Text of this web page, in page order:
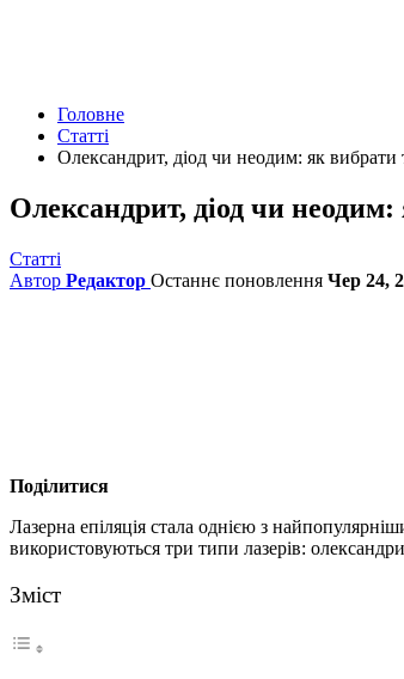
Головне
Статті
Олександрит, діод чи неодим: як
Олександрит, діод чи
Статті
Автор Редактор Останнє поновлення Чер 24,
Поділитися
Лазерна епіляція стала однією з
використовуються три типи лазерів:
Зміст